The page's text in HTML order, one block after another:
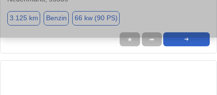
3.125 km Benzin 66 kw (90 PS)
★ ➦ ➜